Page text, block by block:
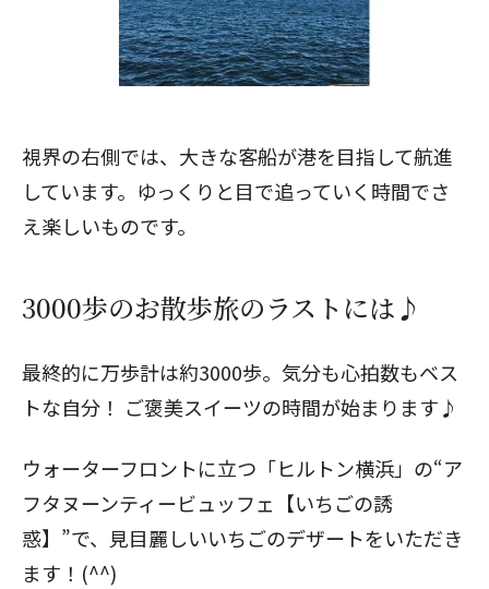
視界の右側では、大きな客船が港を目指して航進
しています。ゆっくりと目で追っていく時間でさ
え楽しいものです。
3000歩のお散歩旅のラストには♪
最終的に万歩計は約3000歩。気分も心拍数もベス
トな自分！ ご褒美スイーツの時間が始まります♪
ウォーターフロントに立つ「ヒルトン横浜」の“ア
フタヌーンティービュッフェ【いちごの誘
惑】”で、見目麗しいいちごのデザートをいただき
ます！(^^)
閉じる